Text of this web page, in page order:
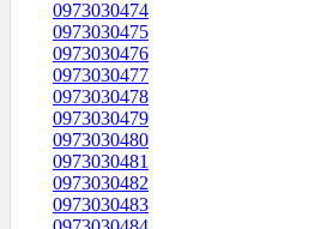
0973030474
0973030475
0973030476
0973030477
0973030478
0973030479
0973030480
0973030481
0973030482
0973030483